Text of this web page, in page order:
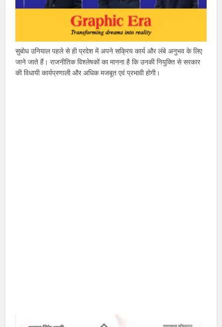
सुबोध उनियाल पहले से ही प्रदेश में अपने सक्रिय कार्य और लंबे अनुभव के लिए
जाने जाते हैं। राजनीतिक विश्लेषकों का मानना है कि उनकी नियुक्ति से सरकार
की विधायी कार्यप्रणाली और अधिक मजबूत एवं प्रभावी होगी।